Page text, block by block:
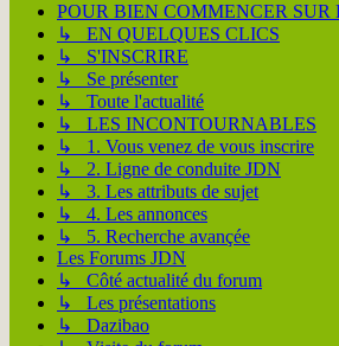
POUR BIEN COMMENCER SUR
↳ EN QUELQUES CLICS
↳ S'INSCRIRE
↳ Se présenter
↳ Toute l'actualité
↳ LES INCONTOURNABLES
↳ 1. Vous venez de vous inscrire
↳ 2. Ligne de conduite JDN
↳ 3. Les attributs de sujet
↳ 4. Les annonces
↳ 5. Recherche avançée
Les Forums JDN
↳ Côté actualité du forum
↳ Les présentations
↳ Dazibao